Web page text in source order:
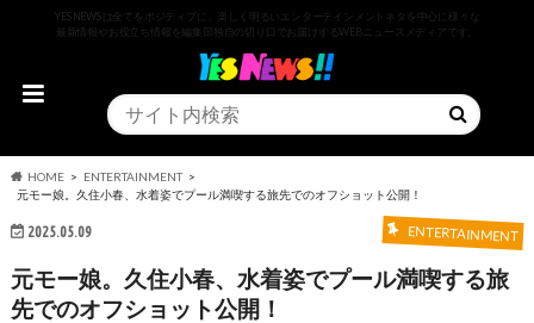
YESNEWSは全てをポジティブに、楽しく明るいエンターテインメントネタを中心に様々な
最新情報やお役立ち情報を編集部独自の切り口でお届けするWEBニュースメディアです。
HOME
ENTERTAINMENT
元モー娘。久住小春、水着姿でプール満喫する旅先でのオフショット公開！
2025.05.09 ENTERTAINMENT
元モー娘。久住小春、水着姿でプール満喫する旅
先でのオフショット公開！